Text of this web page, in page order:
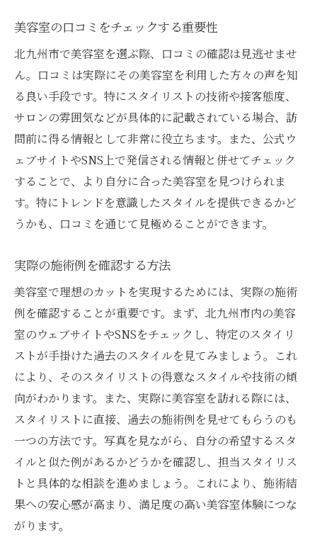
アクセスの良さと通いやすさ
衛生管理の徹底度チェック
初めての来店時の印象を大切に
定期的なカットで美を維持する秘訣
北九州で見つける！あなたにぴったりの美容室
の選び方
自分のライフスタイルに合ったサロン探し
口コミを活用した信頼できる情報収集
多様なサービスを提供するサロンの魅力
予約前に確認したいサロン情報
自分に合ったスタイリストを見つける方法
信頼できる美容室を北九州で見つけるためのス
テップ
美容室選びで失敗しないポイント
実績のある美容師を選ぶコツ
地域密着型サロンのメリット
美容室訪問前に確認するべきこと
友人の紹介を利用した選び方
長く通えるサロンを見つける秘訣
美容室の口コミをチェックする重要性
北九州市で美容室を選ぶ際、口コミの確認は見逃せませ
ん。口コミは実際にその美容室を利用した方々の声を知
る良い手段です。特にスタイリストの技術や接客態度、
サロンの雰囲気などが具体的に記載されている場合、訪
問前に得る情報として非常に役立ちます。また、公式ウ
ェブサイトやSNS上で発信される情報と併せてチェック
することで、より自分に合った美容室を見つけられま
す。特にトレンドを意識したスタイルを提供できるかど
うかも、口コミを通じて見極めることができます。
実際の施術例を確認する方法
美容室で理想のカットを実現するためには、実際の施術
例を確認することが重要です。まず、北九州市内の美容
室のウェブサイトやSNSをチェックし、特定のスタイリ
ストが手掛けた過去のスタイルを見てみましょう。これ
により、そのスタイリストの得意なスタイルや技術の傾
向がわかります。また、実際に美容室を訪れる際には、
スタイリストに直接、過去の施術例を見せてもらうのも
一つの方法です。写真を見ながら、自分の希望するスタ
イルと似た例があるかどうかを確認し、担当スタイリス
トと具体的な相談を進めましょう。これにより、施術結
果への安心感が高まり、満足度の高い美容室体験につな
がります。